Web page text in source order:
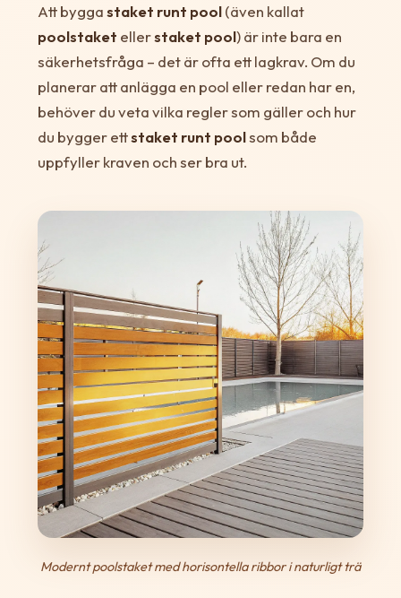
Att byggastaket runt pool(även kallat
poolstaket ellerstaket pool) är inte bara en
säkerhetsfråga – det är ofta ett lagkrav. Om du
planerar att anlägga en pool eller redan har en,
behöver du veta vilka regler som gäller och hur
du bygger ettstaket runt poolsom både
uppfyller kraven och ser bra ut.
Modernt poolstaket med horisontella ribbor i naturligt trä